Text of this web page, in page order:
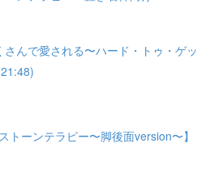
んで愛される〜ハード・トゥ・ゲッ
トーンテラピー〜脚後面version〜】